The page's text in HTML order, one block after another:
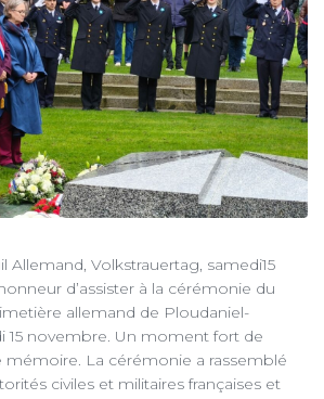
Allemand, Volkstrauertag, samedi15
d’assister à la cérémonie du
allemand de Ploudaniel-
15 novembre. Un moment fort de
La cérémonie a rassemblé
civiles et militaires françaises et